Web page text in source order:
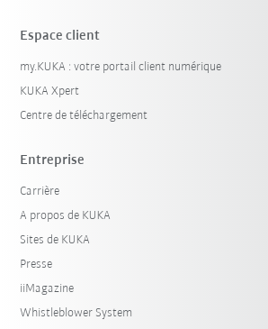
Espace client
my.KUKA : votre portail client numérique
KUKA Xpert
Centre de téléchargement
Entreprise
Carrière
A propos de KUKA
Sites de KUKA
Presse
iiMagazine
Whistleblower System